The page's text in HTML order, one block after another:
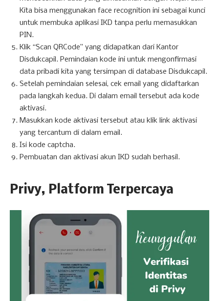
Kita bisa menggunakan face recognition ini sebagai kunci
untuk membuka aplikasi IKD tanpa perlu memasukkan
PIN.
Klik “Scan QRCode” yang didapatkan dari Kantor
Disdukcapil. Pemindaian kode ini untuk mengonfirmasi
data pribadi kita yang tersimpan di database Disdukcapil.
Setelah pemindaian selesai, cek email yang didaftarkan
pada langkah kedua. Di dalam email tersebut ada kode
aktivasi.
Masukkan kode aktivasi tersebut atau klik link aktivasi
yang tercantum di dalam email.
Isi kode captcha.
Pembuatan dan aktivasi akun IKD sudah berhasil.
Privy, Platform Terpercaya